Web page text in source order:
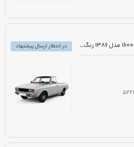
مزایده دولتی خودرو وانت پیکان 1600 مدل 1386 رنگ سفید روغنی
در انتظار ارسال پیشنهاد